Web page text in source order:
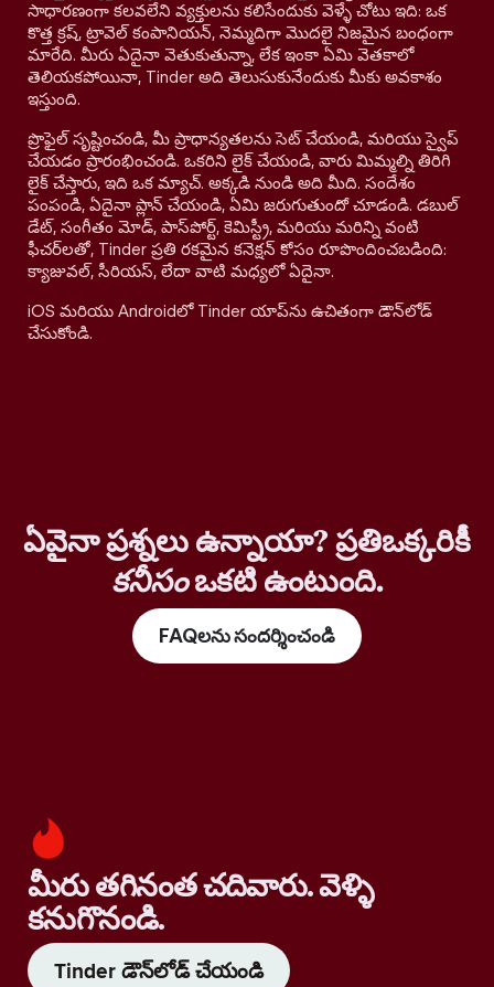
సాధారణంగా కలవలేని వ్యక్తులను కలిసేందుకు వెళ్ళే చోటు ఇది: ఒక
కొత్త క్రష్, ట్రావెల్ కంపానియన్, నెమ్మదిగా మొదలై నిజమైన బంధంగా
మారేది. మీరు ఏదైనా వెతుకుతున్నా, లేక ఇంకా ఏమి వెతకాలో
తెలియకపోయినా, Tinder అది తెలుసుకునేందుకు మీకు అవకాశం
ఇస్తుంది.
ప్రొఫైల్ సృష్టించండి, మీ ప్రాధాన్యతలను సెట్ చేయండి, మరియు స్వైప్
చేయడం ప్రారంభించండి. ఒకరిని లైక్ చేయండి, వారు మిమ్మల్ని తిరిగి
లైక్ చేస్తారు, ఇది ఒక మ్యాచ్. అక్కడి నుండి అది మీది. సందేశం
పంపండి, ఏదైనా ప్లాన్ చేయండి, ఏమి జరుగుతుందో చూడండి. డబుల్
డేట్, సంగీతం మోడ్, పాస్‌పోర్ట్, కెమిస్ట్రీ, మరియు మరిన్ని వంటి
ఫీచర్‌లతో, Tinder ప్రతి రకమైన కనెక్షన్ కోసం రూపొందించబడింది:
క్యాజువల్, సీరియస్, లేదా వాటి మధ్యలో ఏదైనా.
iOS మరియు Androidలో Tinder యాప్‌ను ఉచితంగా డౌన్‌లోడ్
చేసుకోండి.
ఏవైనా ప్రశ్నలు ఉన్నాయా? ప్రతిఒక్కరికీ
కనీసంఒకటి ఉంటుంది.
FAQలను సందర్శించండి
మీరు తగినంత చదివారు. వెళ్ళి
కనుగొనండి.
Tinder డౌన్‌లోడ్ చేయండి